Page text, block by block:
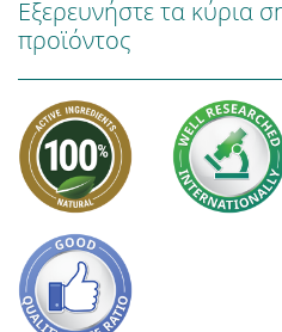
Εξερευνήστε τα κύρια
προϊόντος